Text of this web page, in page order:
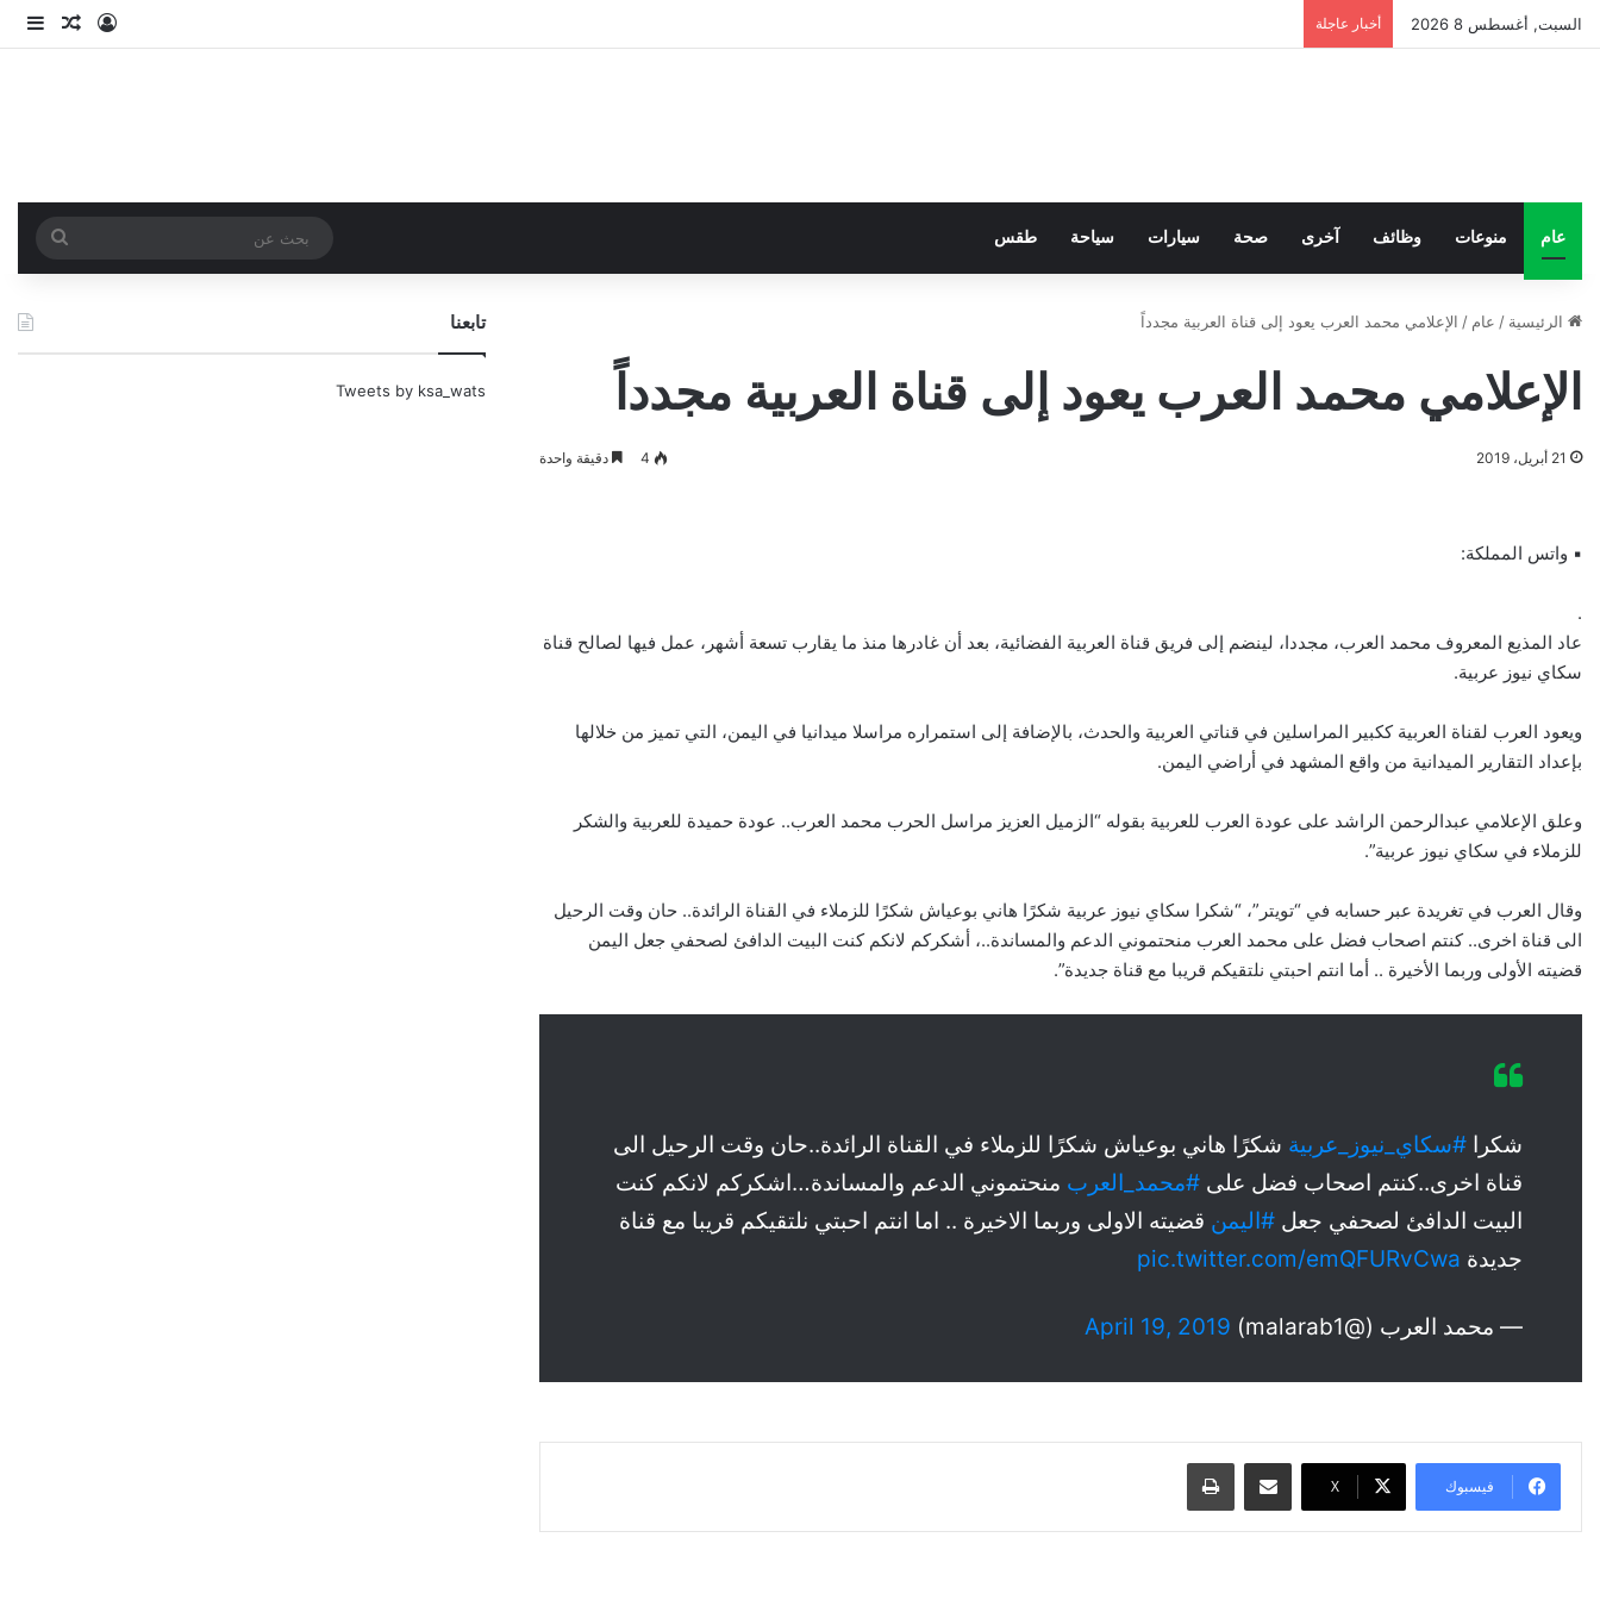
السبت, أغسطس 8 2026 أخبار عاجلة تسجيلمقال
عام منوعات وظائف آخرى صحة سيارات سياحة طقس
بحث
عن
الرئيسية / عام / الإعلامي محمد العرب يعود إلى قناة العربية مجدداً
الإعلامي محمد العرب يعود إلى قناة العربية مجدداً
21 أبريل، 2019 4 دقيقة واحدة
▪ واتس المملكة:
.
عاد المذيع المعروف محمد العرب، مجددا، لينضم إلى فريق قناة العربية الفضائية، بعد أن غادرها منذ ما يقارب تسعة أشهر، عمل فيها لصالح قناة
سكاي نيوز عربية.
ويعود العرب لقناة العربية ككبير المراسلين في قناتي العربية والحدث، بالإضافة إلى استمراره مراسلا ميدانيا في اليمن، التي تميز من خلالها
بإعداد التقارير الميدانية من واقع المشهد في أراضي اليمن.
وعلق الإعلامي عبدالرحمن الراشد على عودة العرب للعربية بقوله “الزميل العزيز مراسل الحرب محمد العرب.. عودة حميدة للعربية والشكر
للزملاء في سكاي نيوز عربية”.
وقال العرب في تغريدة عبر حسابه في “تويتر”، “شكرا سكاي نيوز عربية شكرًا هاني بوعياش شكرًا للزملاء في القناة الرائدة.. حان وقت الرحيل
الى قناة اخرى.. كنتم اصحاب فضل على محمد العرب منحتموني الدعم والمساندة..، أشكركم لانكم كنت البيت الدافئ لصحفي جعل اليمن
قضيته الأولى وربما الأخيرة .. أما انتم احبتي نلتقيكم قريبا مع قناة جديدة”.
شكرا #سكاي_نيوز_عربية شكرًا هاني بوعياش شكرًا للزملاء في القناة الرائدة..حان وقت الرحيل الى
قناة اخرى..كنتم اصحاب فضل على #محمد_العرب منحتموني الدعم والمساندة…اشكركم لانكم كنت
البيت الدافئ لصحفي جعل #اليمن قضيته الاولى وربما الاخيرة .. اما انتم احبتي نلتقيكم قريبا مع قناة
جديدة pic.twitter.com/emQFURvCwa
— محمد العرب (@malarab1) April 19, 2019
فيسبوك ‫X
مشاركة عبر البريد طباعة
«حلبة الموت»!
ثنائية بيلينغهام القاتلة تقود إنجلترا لعبور النرويج إلى
تابعنا
Tweets by ksa_wats